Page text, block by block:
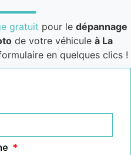
gratuit pour le dépannage
de votre véhicule à La
en quelques clics !